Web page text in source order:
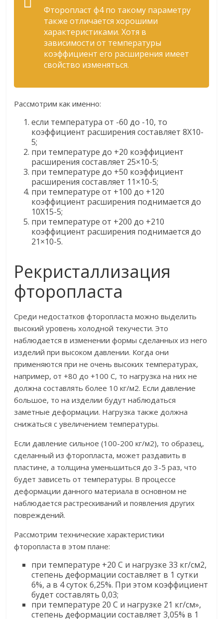
Фторопласт ф4 по такому параметру
также отличается хорошими
характеристиками. Хотя в
зависимости от температуры
коэффициент его расширения имеет
свойство изменяться.
Рассмотрим как именно:
если температура от -60 до -10, то
коэффициент расширения составляет 8Х10-
5;
при температуре до +20 коэффициент
расширения составляет 25×10-5;
при температуре до +50 коэффициент
расширения составляет 11×10-5;
при температуре от +100 до +120
коэффициент расширения поднимается до
10Х15-5;
при температуре от +200 до +210
коэффициент расширения поднимается до
21×10-5.
Рекристаллизация
фторопласта
Среди недостатков фторопласта можно выделить
высокий уровень холодной текучести. Это
наблюдается в изменении формы сделанных из него
изделий при высоком давлении. Когда они
применяются при не очень высоких температурах,
например, от +80 до +100 С, то нагрузка на них не
должна составлять более 10 кг/м2. Если давление
большое, то на изделии будут наблюдаться
заметные деформации. Нагрузка также должна
снижаться с увеличением температуры.
Если давление сильное (100-200 кг/м2), то образец,
сделанный из фторопласта, может раздавить в
пластине, а толщина уменьшиться до 3-5 раз, что
будет зависеть от температуры. В процессе
деформации данного материала в основном не
наблюдается растрескиваний и появления других
повреждений.
Рассмотрим технические характеристики
фторопласта в этом плане:
при температуре +20 С и нагрузке 33 кг/см2,
степень деформации составляет в 1 сутки
6%, а в 4 суток 6,25%. При этом коэффициент
будет составлять 0,03;
при температуре 20 С и нагрузке 21 кг/см»,
степень деформации составляет 3,05% в 1